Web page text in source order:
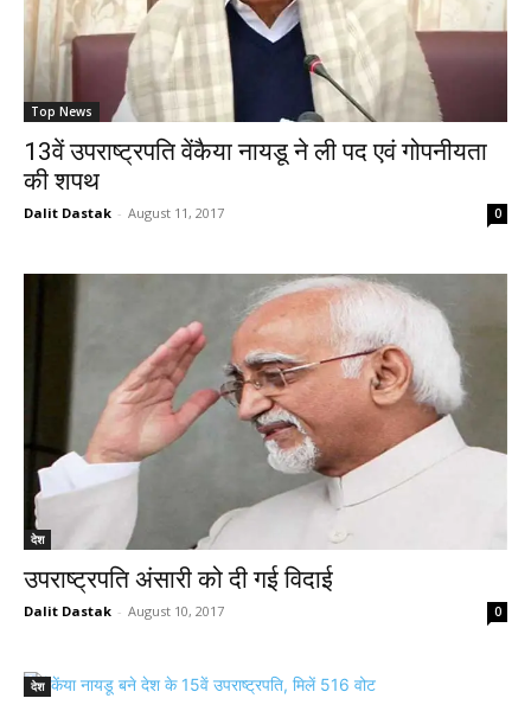
Top News
13वें उपराष्ट्रपति वेंकैया नायडू ने ली पद एवं गोपनीयता
की शपथ
Dalit Dastak - August 11, 2017 0
देश
उपराष्‍ट्रपति अंसारी को दी गई विदाई
Dalit Dastak - August 10, 2017 0
देश